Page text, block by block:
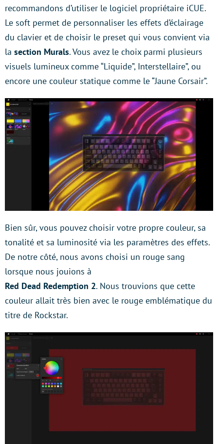
recommandons d’utiliser le logiciel propriétaire iCUE.
Le soft permet de personnaliser les effets d’éclairage
du clavier et de choisir le preset qui vous convient via
la section Murals. Vous avez le choix parmi plusieurs
visuels lumineux comme “Liquide”, Interstellaire”, ou
encore une couleur statique comme le “Jaune Corsair”.
Bien sûr, vous pouvez choisir votre propre couleur, sa
tonalité et sa luminosité via les paramètres des effets.
De notre côté, nous avons choisi un rouge sang
lorsque nous jouions à
Red Dead Redemption 2. Nous trouvions que cette
couleur allait très bien avec le rouge emblématique du
titre de Rockstar.